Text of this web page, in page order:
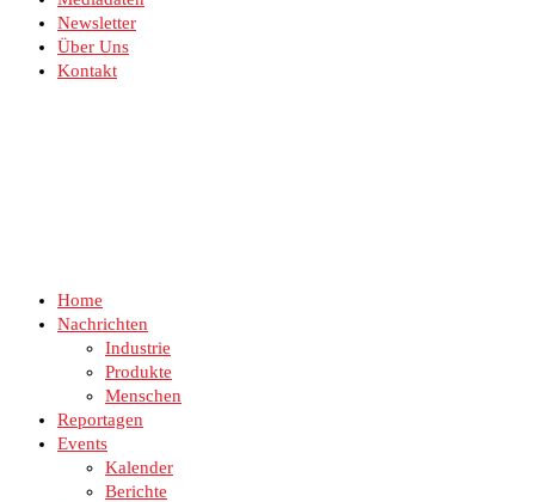
Newsletter
Über Uns
Kontakt
Home
Nachrichten
Industrie
Produkte
Menschen
Reportagen
Events
Kalender
Berichte